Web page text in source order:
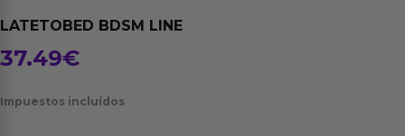
LATETOBED BDSM LINE
37.49€
Impuestos incluídos